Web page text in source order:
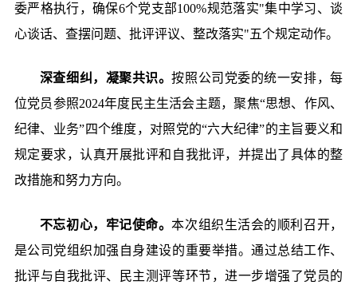
委严格执行，确保6个党支部100%规范落实"集中学习、谈
心谈话、查摆问题、批评评议、整改落实"五个规定动作。
深查细纠，凝聚共识。按照公司党委的统一安排，每
位党员参照2024年度民主生活会主题，聚焦“思想、作风、
纪律、业务”四个维度，对照党的“六大纪律”的主旨要义和
规定要求，认真开展批评和自我批评，并提出了具体的整
改措施和努力方向。
不忘初心，牢记使命。本次组织生活会的顺利召开，
是公司党组织加强自身建设的重要举措。通过总结工作、
批评与自我批评、民主测评等环节，进一步增强了党员的